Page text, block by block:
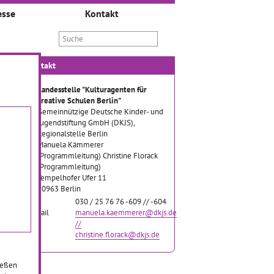
Kontakt
Kontakt
Landesstelle "Kulturagenten für
kreative Schulen Berlin"
Gemeinnützige Deutsche Kinder- und
Jugendstiftung GmbH (DKJS),
Regionalstelle Berlin
Manuela Kämmerer
(Programmleitung) Christine Florack
(Programmleitung)
Tempelhofer Ufer 11
10963 Berlin
030 / 25 76 76 -609 // -604
Email
manuela.kaemmerer@dkjs.de
//
christine.florack@dkjs.de